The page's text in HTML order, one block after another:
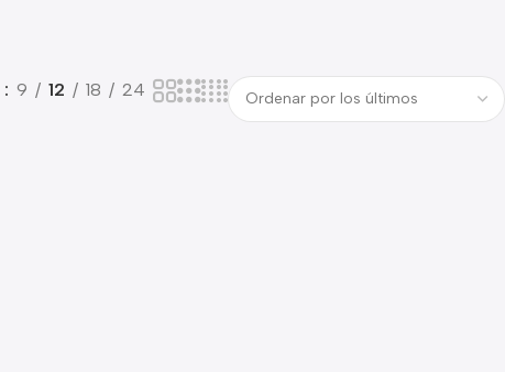
9 12 18 24